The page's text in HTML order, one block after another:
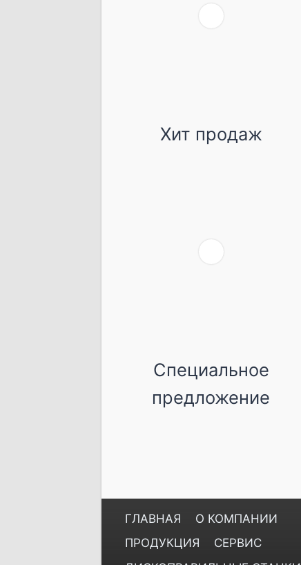
Хит продаж
Специальное
предложение
ГЛАВНАЯ
О КОМПАНИИ
ПРОДУКЦИЯ
СЕРВИС